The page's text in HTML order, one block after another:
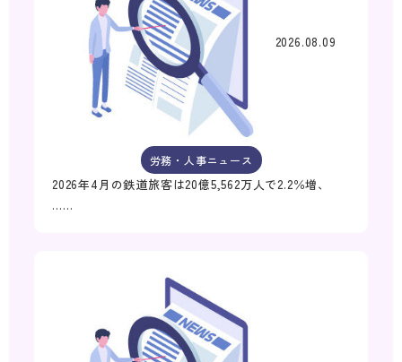
2026.08.09
労務・人事ニュース
2026年4月の鉄道旅客は20億5,562万人で2.2％増、
……